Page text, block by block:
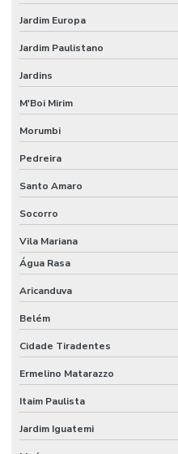
Projeto de cftv com câmeras ip
Projeto de cftv para condomínio
Projeto de cftv para condomínio
Projeto cftv predial
Projeto cftv residencial
Projeto de circuito fechado de tv
Projeto de controle de acesso
Projeto de segurança eletrônica
Projeto de segurança eletronica
Serviço de monitoramento 24
Serviço de monitoramento de
Jardim Europa
Jardim Paulistano
Jardins
M'Boi Mirim
Morumbi
Pedreira
Santo Amaro
Socorro
Vila Mariana
Água Rasa
Aricanduva
Belém
Cidade Tiradentes
Ermelino Matarazzo
Itaim Paulista
Jardim Iguatemi